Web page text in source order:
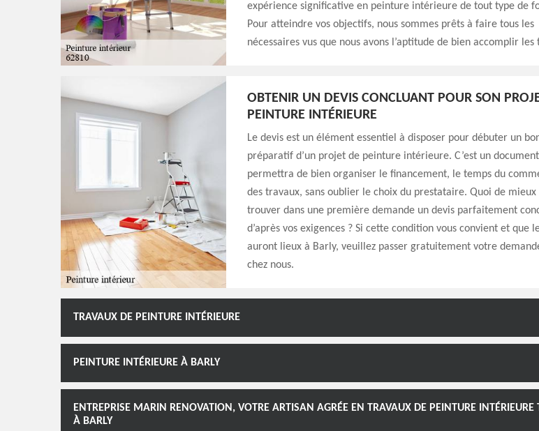
expérience significative en peinture intérieure de tout type de
Pour atteindre vos objectifs, nous sommes prêts à faire tous les
nécessaires vus que nous avons l’aptitude de bien accomplir les
OBTENIR UN DEVIS CONCLUANT POUR SON
PEINTURE INTÉRIEURE
Le devis est un élément essentiel à disposer pour débuter un
préparatif d’un projet de peinture intérieure. C’est un
permettra de bien organiser le financement, le temps du
des travaux, sans oublier le choix du prestataire. Quoi de mieux
trouver dans une première demande un devis parfaitement
d’après vos exigences ? Si cette condition vous convient et que
auront lieux à Barly, veuillez passer gratuitement votre
chez nous.
TRAVAUX DE PEINTURE INTÉRIEURE
PEINTURE INTÉRIEURE À BARLY
ENTREPRISE MARIN RENOVATION, VOTRE ARTISAN AGRÉE EN TRAVAUX DE PEINTURE INTÉRIEURE
À BARLY